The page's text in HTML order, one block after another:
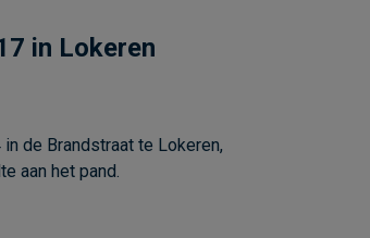
in Lokeren
de Brandstraat te Lokeren,
aan het pand.